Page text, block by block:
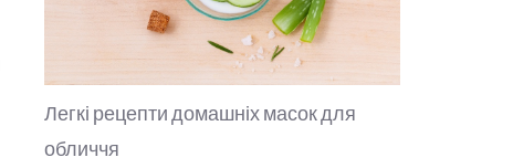
Легкі рецепти домашніх масок для
обличчя